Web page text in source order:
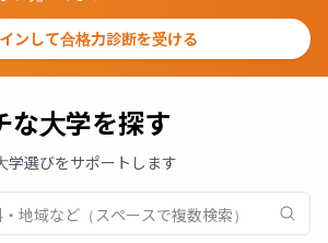
ンして合格力診断を受ける
な大学を探す
学選びをサポートします